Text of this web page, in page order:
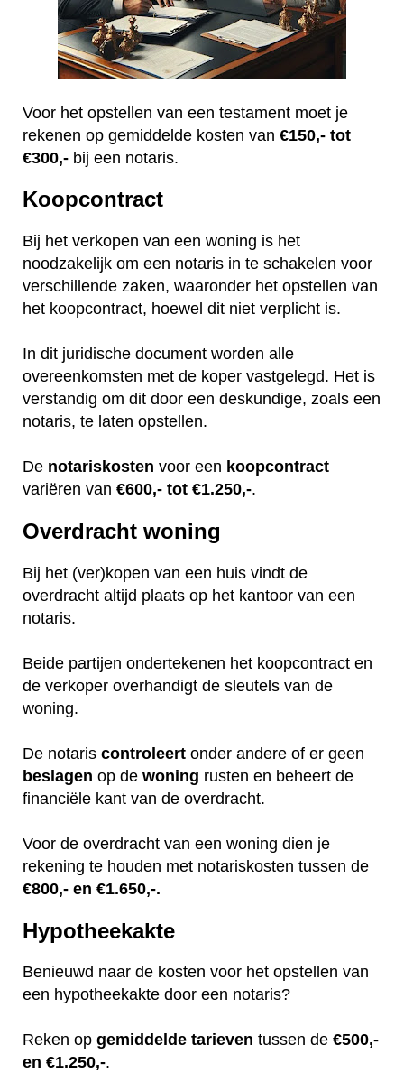
Voor het opstellen van een testament moet je
rekenen op gemiddelde kosten van €150,- tot
€300,- bij een notaris.
Koopcontract
Bij het verkopen van een woning is het
noodzakelijk om een notaris in te schakelen voor
verschillende zaken, waaronder het opstellen van
het koopcontract, hoewel dit niet verplicht is.
In dit juridische document worden alle
overeenkomsten met de koper vastgelegd. Het is
verstandig om dit door een deskundige, zoals een
notaris, te laten opstellen.
De notariskosten voor een koopcontract
variëren van €600,- tot €1.250,-.
Overdracht woning
Bij het (ver)kopen van een huis vindt de
overdracht altijd plaats op het kantoor van een
notaris.
Beide partijen ondertekenen het koopcontract en
de verkoper overhandigt de sleutels van de
woning.
De notaris controleert onder andere of er geen
beslagen op de woning rusten en beheert de
financiële kant van de overdracht.
Voor de overdracht van een woning dien je
rekening te houden met notariskosten tussen de
€800,- en €1.650,-.
Hypotheekakte
Benieuwd naar de kosten voor het opstellen van
een hypotheekakte door een notaris?
Reken op gemiddelde tarieven tussen de €500,-
en €1.250,-.